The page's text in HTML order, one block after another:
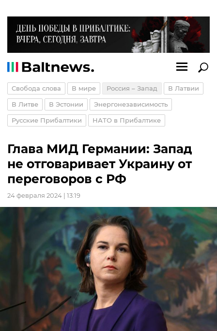
Свобода слова В мире Россия – Запад В Латвии
В Литве В Эстонии Энергонезависимость
Русские Прибалтики НАТО в Прибалтике
Глава МИД Германии: Запад
не отговаривает Украину от
переговоров с РФ
24 февраля 2024 | 13:19